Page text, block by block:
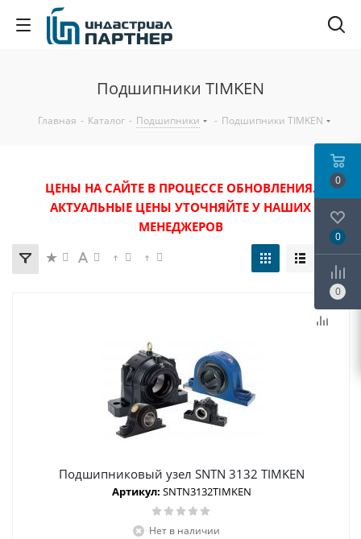
Подшипники TIMKEN
Главная - Каталог - Подшипники - Подшипники TIMKEN
ЦЕНЫ НА САЙТЕ В ПРОЦЕССЕ ОБНОВЛЕНИЯ.
АКТУАЛЬНЫЕ ЦЕНЫ УТОЧНЯЙТЕ У НАШИХ
МЕНЕДЖЕРОВ
Подшипниковый узел SNTN 3132 TIMKEN
Артикул: SNTN3132TIMKEN
Нет в наличии
0
0
0